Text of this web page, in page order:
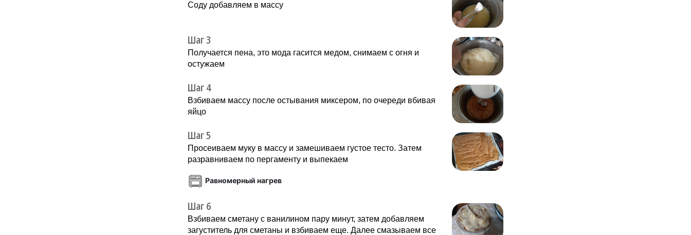
Соду добавляем в массу
Шаг 3
Получается пена, это мода гасится медом, снимаем с огня и
остужаем
Шаг 4
Взбиваем массу после остывания миксером, по очереди вбивая
яйцо
Шаг 5
Просеиваем муку в массу и замешиваем густое тесто. Затем
разравниваем по пергаменту и выпекаем
Равномерный нагрев
Шаг 6
Взбиваем сметану с ванилином пару минут, затем добавляем
загуститель для сметаны и взбиваем еще. Далее смазываем все